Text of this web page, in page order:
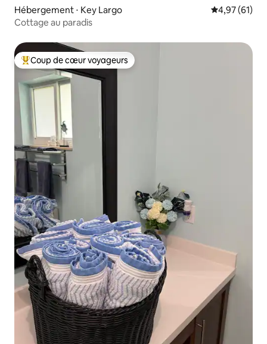
Hébergement ⋅ Key Largo Évaluation
4,97 (61)
Cottage au paradis
Coups de cœur voyageurs les plus appréciés
Coup de cœur voyageurs